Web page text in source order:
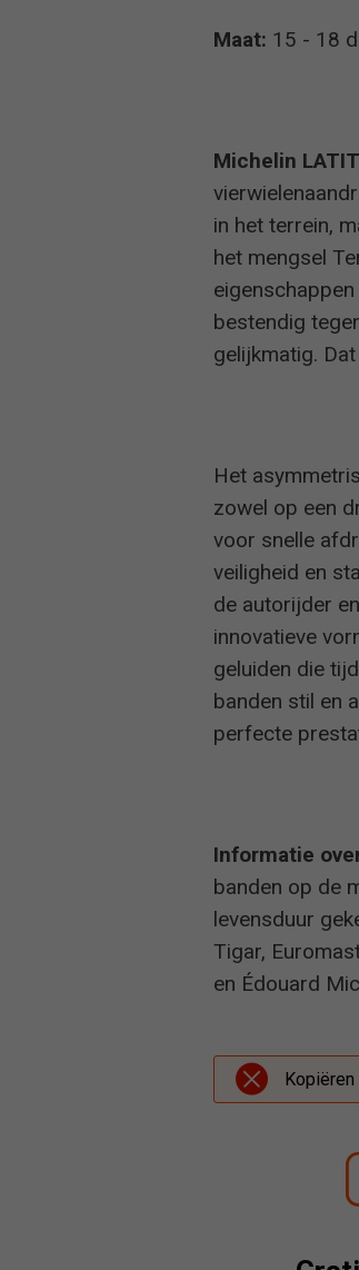
Maat: 15 - 18
Michelin
in het terrein,
het mengsel
bestendig
gelijkmatig.
Het
zowel op een
voor snelle
veiligheid en
de autorijder
innovatieve
geluiden die
banden stil en
perfecte
Informatie
banden op de
levensduur
Tigar,
en Édouard